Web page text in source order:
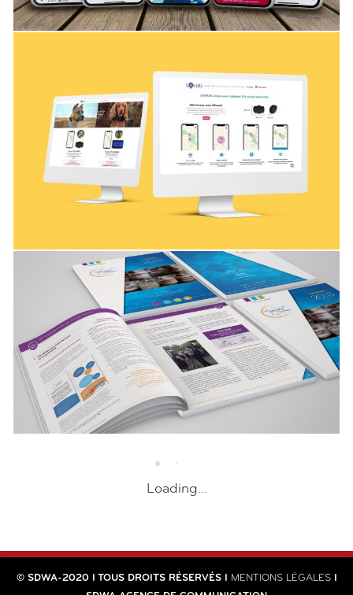
Localiz
Création de site internet
DIGITAL SERVICE ET INDUSTRIES, STRATÉGIE
OPÉRATIONNELLE
France Victimes
Rapport 2019
CRÉATION & EDITION,SANTÉ
MSD France
Rapport Scientifique